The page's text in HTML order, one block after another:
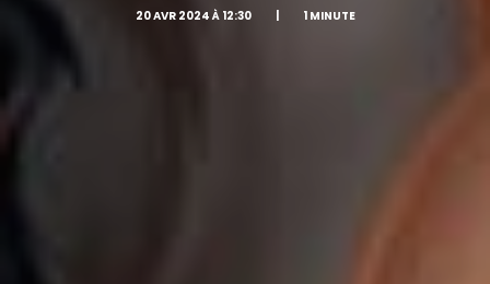
20 AVR 2024 À 12:30 | 1 MINUTE